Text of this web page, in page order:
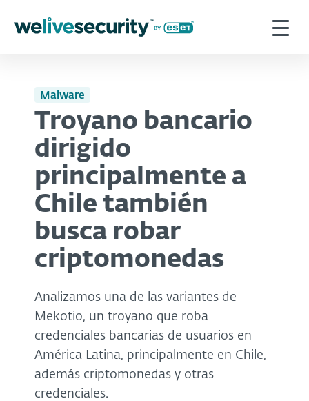
Malware
Troyano bancario
dirigido
principalmente a
Chile también
busca robar
criptomonedas
Analizamos una de las variantes de
Mekotio, un troyano que roba
credenciales bancarias de usuarios en
América Latina, principalmente en Chile,
además criptomonedas y otras
credenciales.